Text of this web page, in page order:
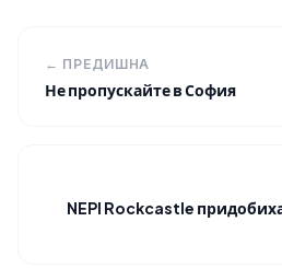
← ПРЕДИШНА
Не пропускайте в София
NEPI Rockcastle